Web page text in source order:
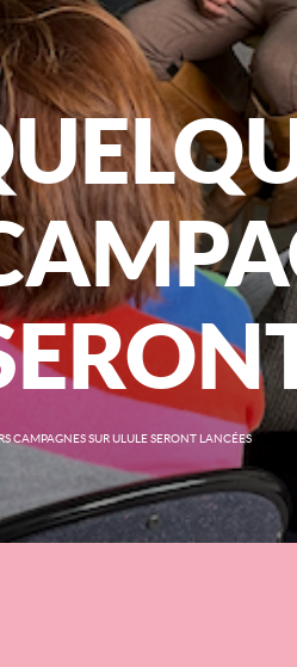
CAMPAGNES SUR ULULE SERONT LANCÉES